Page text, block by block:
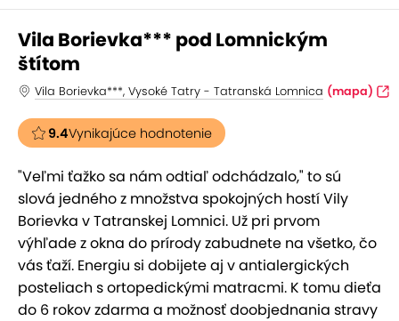
Vila Borievka*** pod Lomnickým
štítom
Vila Borievka***, Vysoké Tatry - Tatranská Lomnica (mapa)
9.4Vynikajúce hodnotenie
"Veľmi ťažko sa nám odtiaľ odchádzalo," to sú
slová jedného z množstva spokojných hostí Vily
Borievka v Tatranskej Lomnici. Už pri prvom
výhľade z okna do prírody zabudnete na všetko, čo
vás ťaží. Energiu si dobijete aj v antialergických
posteliach s ortopedickými matracmi. K tomu dieťa
do 6 rokov zdarma a možnosť doobjednania stravy